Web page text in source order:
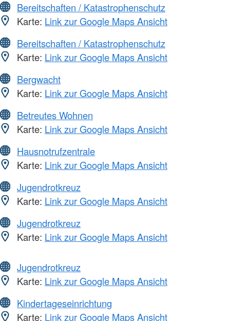
Bereitschaften / Katastrophenschutz
Karte: Link zur Google Maps Ansicht
Bereitschaften / Katastrophenschutz
Karte: Link zur Google Maps Ansicht
Bergwacht
Karte: Link zur Google Maps Ansicht
Betreutes Wohnen
Karte: Link zur Google Maps Ansicht
Hausnotrufzentrale
Karte: Link zur Google Maps Ansicht
Jugendrotkreuz
Karte: Link zur Google Maps Ansicht
Jugendrotkreuz
Karte: Link zur Google Maps Ansicht
Jugendrotkreuz
Karte: Link zur Google Maps Ansicht
Kindertageseinrichtung
Karte: Link zur Google Maps Ansicht